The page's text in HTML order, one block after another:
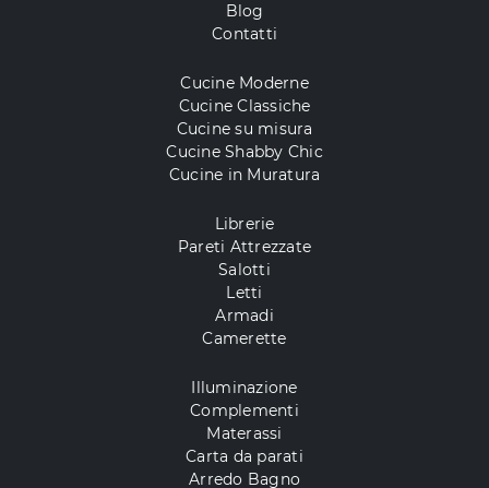
Blog
Contatti
Cucine Moderne
Cucine Classiche
Cucine su misura
Cucine Shabby Chic
Cucine in Muratura
Librerie
Pareti Attrezzate
Salotti
Letti
Armadi
Camerette
Illuminazione
Complementi
Materassi
Carta da parati
Arredo Bagno